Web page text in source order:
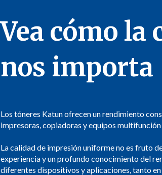
Vea cómo la
nos importa
Los tóneres Katun ofrecen un rendimiento
impresoras, copiadoras y equipos multifunción
La calidad de impresión uniforme no es fruto
experiencia y un profundo conocimiento del
diferentes dispositivos y aplicaciones, tanto